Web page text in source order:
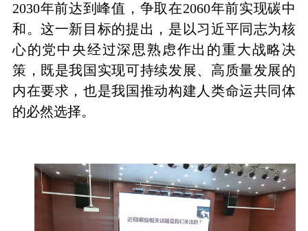
2030年前达到峰值，争取在2060年前实现碳中
和。这一新目标的提出，是以习近平同志为核
心的党中央经过深思熟虑作出的重大战略决
策，既是我国实现可持续发展、高质量发展的
内在要求，也是我国推动构建人类命运共同体
的必然选择。